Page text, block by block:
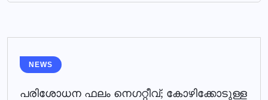
NEWS
പരിശോധന ഫലം നെഗറ്റീവ്; കോഴിക്കോടുള്ള